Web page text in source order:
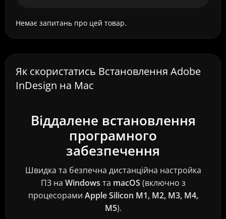
Немає запитань про цей товар.
Як скористатись Встановлення Adobe
InDesign на Mac
Віддалене встановлення
програмного
забезпечення
Швидка та безпечна дистанційна настройка
ПЗ на Windows та macOS (включно з
процесорами Apple Silicon M1, M2, M3, M4,
M5).